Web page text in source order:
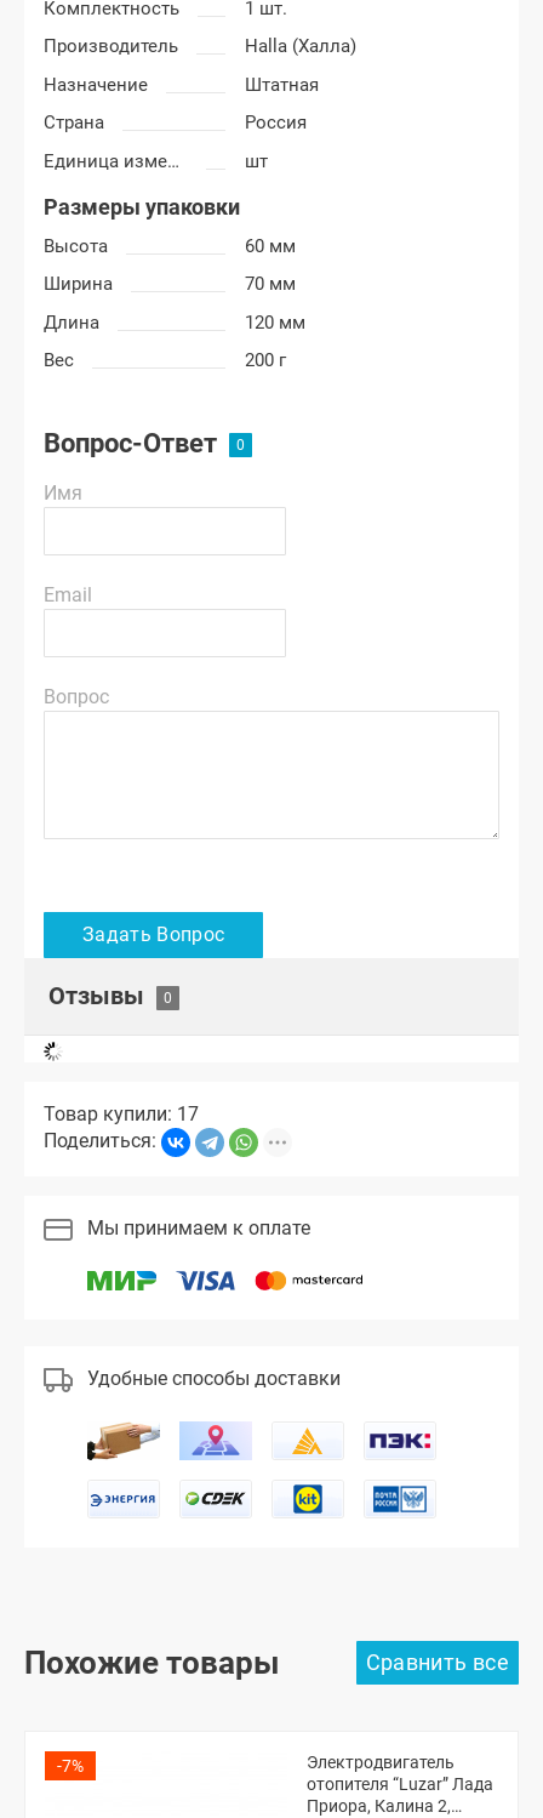
Комплектность
1 шт.
Производитель
Halla (Халла)
Назначение
Штатная
Страна
Россия
Единица измерения
шт
Размеры упаковки
Высота
60 мм
Ширина
70 мм
Длина
120 мм
Вес
200 г
Вопрос-Ответ
Имя
Email
Вопрос
Отзывы
Товар купили: 17
Поделиться:
Мы принимаем к оплате
Удобные способы доставки
Похожие товары
-7%
Электродвигатель
отопителя “Luzar” Лада
Приора, Калина 2,